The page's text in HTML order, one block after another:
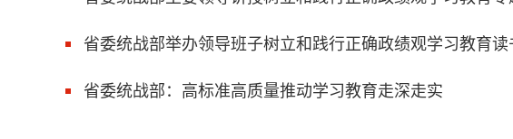
省委统战部举办领导班子树立和践行正确政绩观学习教育
省委统战部：高标准高质量推动学习教育走深走实